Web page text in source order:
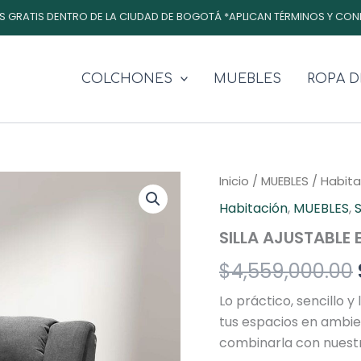
GRATIS DENTRO DE LA CIUDAD DE BOGOTÁ *APLICAN TÉRMINOS Y
COLCHONES MUEBLES ROPA
Inicio / MUEBLES /
Habitación, MUEBLES,
SILLA AJUSTABLE
$4,559,000.00
Lo práctico, sencillo
tus espacios en
combinarla con
SILLA
ELÉCTRICA